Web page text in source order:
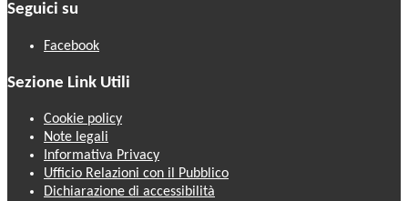
Seguici su
Facebook
Sezione Link Utili
Cookie policy
Note legali
Informativa Privacy
Ufficio Relazioni con il Pubblico
Dichiarazione di accessibilità